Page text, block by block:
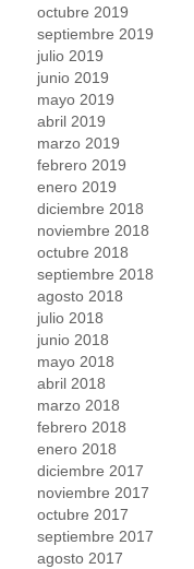
octubre 2019
septiembre 2019
julio 2019
junio 2019
mayo 2019
abril 2019
marzo 2019
febrero 2019
enero 2019
diciembre 2018
noviembre 2018
octubre 2018
septiembre 2018
agosto 2018
julio 2018
junio 2018
mayo 2018
abril 2018
marzo 2018
febrero 2018
enero 2018
diciembre 2017
noviembre 2017
octubre 2017
septiembre 2017
agosto 2017